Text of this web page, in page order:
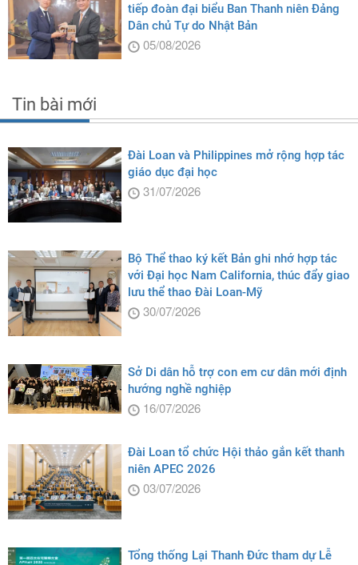
tiếp đoàn đại biểu Ban Thanh niên Đảng
Dân chủ Tự do Nhật Bản
05/08/2026
Tin bài mới
Đài Loan và Philippines mở rộng hợp tác
giáo dục đại học
31/07/2026
Bộ Thể thao ký kết Bản ghi nhớ hợp tác
với Đại học Nam California, thúc đẩy giao
lưu thể thao Đài Loan-Mỹ
30/07/2026
Sở Di dân hỗ trợ con em cư dân mới định
hướng nghề nghiệp
16/07/2026
Đài Loan tổ chức Hội thảo gắn kết thanh
niên APEC 2026
03/07/2026
Tổng thống Lại Thanh Đức tham dự Lễ